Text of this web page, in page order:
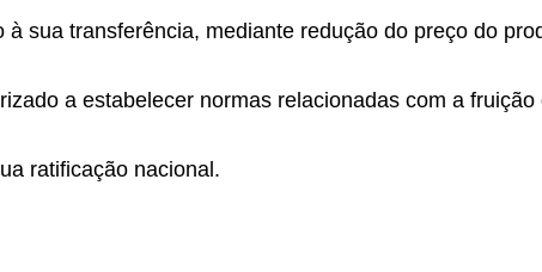
sua transferência, mediante redução do preço do
a estabelecer normas relacionadas com a
ratificação nacional.